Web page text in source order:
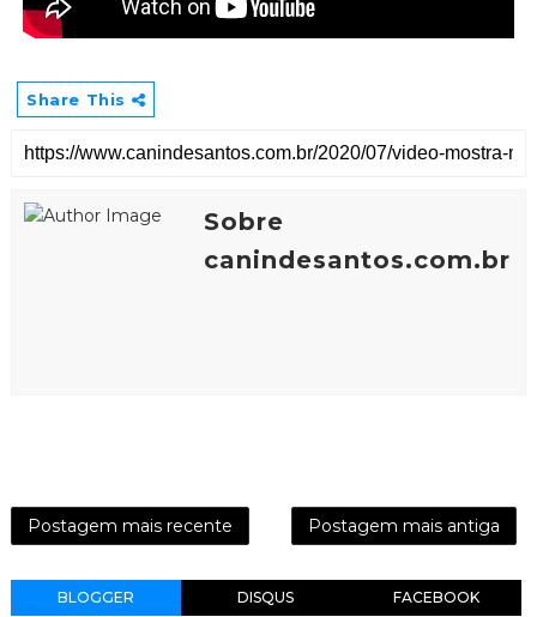
Share This
Sobre
canindesantos.com.br
Postagem mais recente Postagem mais antiga
BLOGGER DISQUS FACEBOOK